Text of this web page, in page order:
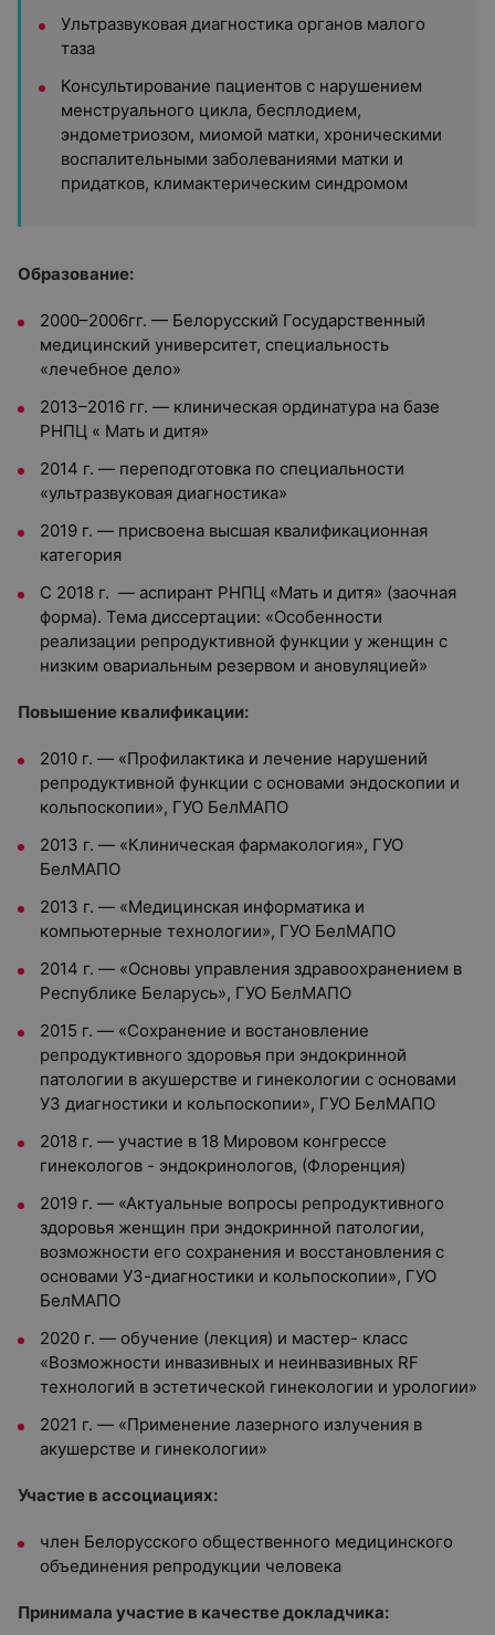
Ультразвуковая диагностика органов малого
таза
Консультирование пациентов с нарушением
менструального цикла, бесплодием,
эндометриозом, миомой матки, хроническими
воспалительными заболеваниями матки и
придатков, климактерическим синдромом
Образование:
2000–2006гг. — Белорусский Государственный
медицинский университет, специальность
«лечебное дело»
2013–2016 гг. — клиническая ординатура на базе
РНПЦ « Мать и дитя»
2014 г. — переподготовка по специальности
«ультразвуковая диагностика»
2019 г. — присвоена высшая квалификационная
категория
С 2018 г. — аспирант РНПЦ «Мать и дитя» (заочная
форма). Тема диссертации: «Особенности
реализации репродуктивной функции у женщин с
низким овариальным резервом и ановуляцией»
Повышение квалификации:
2010 г. — «Профилактика и лечение нарушений
репродуктивной функции с основами эндоскопии и
кольпоскопии», ГУО БелМАПО
2013 г. — «Клиническая фармакология», ГУО
БелМАПО
2013 г. — «Медицинская информатика и
компьютерные технологии», ГУО БелМАПО
2014 г. — «Основы управления здравоохранением в
Республике Беларусь», ГУО БелМАПО
2015 г. — «Сохранение и востановление
репродуктивного здоровья при эндокринной
патологии в акушерстве и гинекологии с основами
УЗ диагностики и кольпоскопии», ГУО БелМАПО
2018 г. — участие в 18 Мировом конгрессе
гинекологов - эндокринологов, (Флоренция)
2019 г. — «Актуальные вопросы репродуктивного
здоровья женщин при эндокринной патологии,
возможности его сохранения и восстановления с
основами УЗ-диагностики и кольпоскопии», ГУО
БелМАПО
2020 г. — обучение (лекция) и мастер- класс
«Возможности инвазивных и неинвазивных RF
технологий в эстетической гинекологии и урологии»
2021 г. — «Применение лазерного излучения в
акушерстве и гинекологии»
Участие в ассоциациях:
член Белорусского общественного медицинского
объединения репродукции человека
Принимала участие в качестве докладчика: